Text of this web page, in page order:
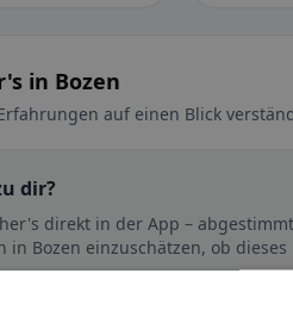
in Bozen
auf einen Blick
dir?
direkt in der App –
in Bozen einzuschätzen, ob